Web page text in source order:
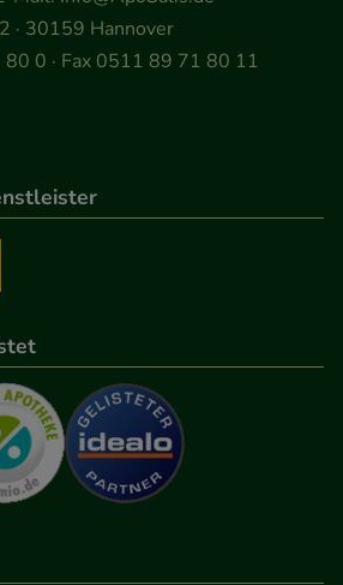
· 30159 Hannover
0 · Fax 0511 89 71 80 11